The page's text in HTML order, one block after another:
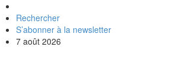
Rechercher
S’abonner à la newsletter
7 août 2026